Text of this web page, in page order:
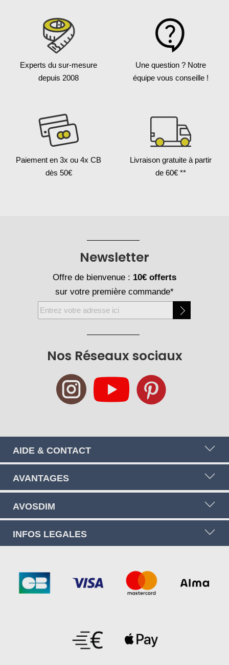
Experts du sur-mesure
depuis 2008
Une question ? Notre
équipe vous conseille !
Paiement en 3x ou 4x CB
dès 50€
Livraison gratuite à partir
de 60€ **
Nos Réseaux sociaux
Newsletter
Offre de bienvenue : 10€ offerts
sur votre première commande*
Inscription
à
AIDE & CONTACT
AVANTAGES
AVOSDIM
INFOS LEGALES